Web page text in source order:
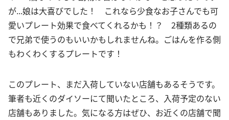
が...娘は大喜びでした！ これなら少食なお子さんでも可
愛いプレート効果で食べてくれるかも！？ 2種類あるの
で兄弟で使うのもいいかもしれませんね。ごはんを作る側
もわくわくするプレートです！
このプレート、まだ入荷していない店舗もあるそうです。
筆者も近くのダイソーにて聞いたところ、入荷予定のない
店舗もありました。気になる方はぜひ、お近くの店舗で聞